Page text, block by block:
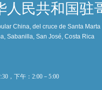
人民共和国驻
China, del cruce de Santa
Sabanilla, San José, Costa Rica
，下午：2:00－5:00